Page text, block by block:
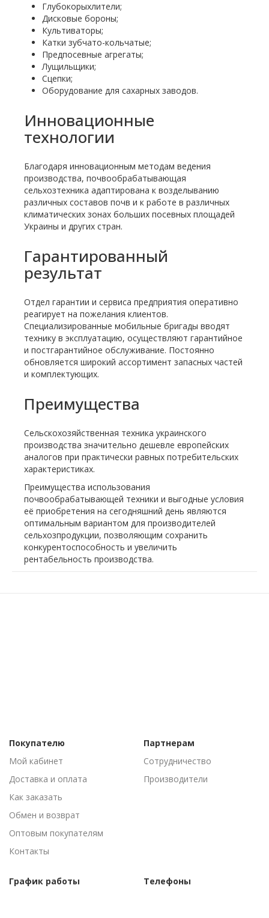
Глубокорыхлители;
Дисковые бороны;
Культиваторы;
Катки зубчато-кольчатые;
Предпосевные агрегаты;
Лущильщики;
Сцепки;
Оборудование для сахарных заводов.
Инновационные
технологии
Благодаря инновационным методам ведения
производства, почвообрабатывающая
сельхозтехника адаптирована к возделыванию
различных составов почв и к работе в различных
климатических зонах больших посевных площадей
Украины и других стран.
Гарантированный
результат
Отдел гарантии и сервиса предприятия оперативно
реагирует на пожелания клиентов.
Специализированные мобильные бригады вводят
технику в эксплуатацию, осуществляют гарантийное
и постгарантийное обслуживание. Постоянно
обновляется широкий ассортимент запасных частей
и комплектующих.
Преимущества
Сельскохозяйственная техника украинского
производства значительно дешевле европейских
аналогов при практически равных потребительских
характеристиках.
Преимущества использования
почвообрабатывающей техники и выгодные условия
её приобретения на сегодняшний день являются
оптимальным вариантом для производителей
сельхозпродукции, позволяющим сохранить
конкурентоспособность и увеличить
рентабельность производства.
Покупателю
Мой кабинет
Доставка и оплата
Как заказать
Обмен и возврат
Оптовым покупателям
Контакты
Партнерам
Сотрудничество
Производители
График работы
Телефоны